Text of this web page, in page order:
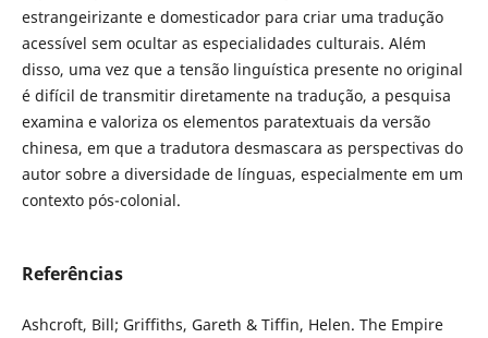
estrangeirizante e domesticador para criar uma tradução
acessível sem ocultar as especialidades culturais. Além
disso, uma vez que a tensão linguística presente no original
é difícil de transmitir diretamente na tradução, a pesquisa
examina e valoriza os elementos paratextuais da versão
chinesa, em que a tradutora desmascara as perspectivas do
autor sobre a diversidade de línguas, especialmente em um
contexto pós-colonial.
Referências
Ashcroft, Bill; Griffiths, Gareth & Tiffin, Helen. The Empire